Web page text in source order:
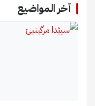
آخر المواضيع